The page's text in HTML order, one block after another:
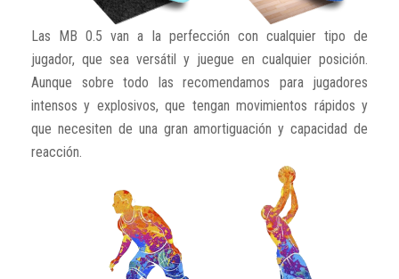
Las MB 0.5 van a la perfección con cualquier tipo de
jugador, que sea versátil y juegue en cualquier posición.
Aunque sobre todo las recomendamos para jugadores
intensos y explosivos, que tengan movimientos rápidos y
que necesiten de una gran amortiguación y capacidad de
reacción.